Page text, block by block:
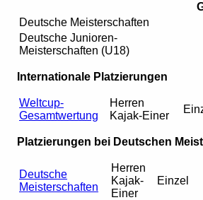
Deutsche Meisterschaften
Deutsche Junioren-
Meisterschaften (U18)
Internationale Platzierungen
Weltcup-
Gesamtwertung
Herren
Kajak-Einer
Platzierungen bei Deutschen
Deutsche
Meisterschaften
Herren
Kajak-
Einer
Einzel